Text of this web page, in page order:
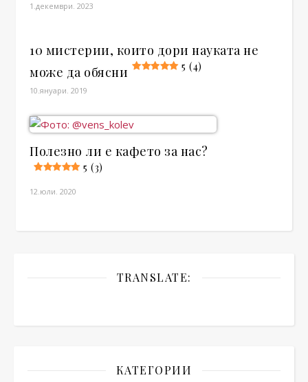
1.декември. 2023
10 мистерии, които дори науката не
може да обясни
5 (4)
10.януари. 2019
Полезно ли е кафето за нас?
5 (3)
12.юли. 2020
TRANSLATE:
КАТЕГОРИИ